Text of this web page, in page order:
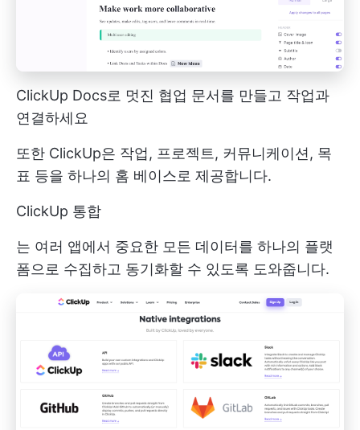
ClickUp Docs로 멋진 협업 문서를 만들고 작업과
연결하세요
또한 ClickUp은 작업, 프로젝트, 커뮤니케이션, 목
표 등을 하나의 홈 베이스로 제공합니다.
ClickUp 통합
는 여러 앱에서 중요한 모든 데이터를 하나의 플랫
폼으로 수집하고 동기화할 수 있도록 도와줍니다.